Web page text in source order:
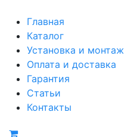
Главная
Каталог
Установка и монтаж
Оплата и доставка
Гарантия
Статьи
Контакты